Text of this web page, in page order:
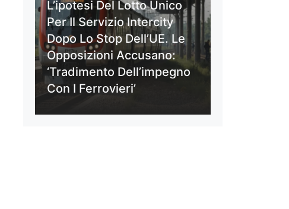
L’ipotesi Del Lotto Unico
Per Il Servizio Intercity
Dopo Lo Stop Dell’UE. Le
Opposizioni Accusano:
‘Tradimento Dell’impegno
Con I Ferrovieri’